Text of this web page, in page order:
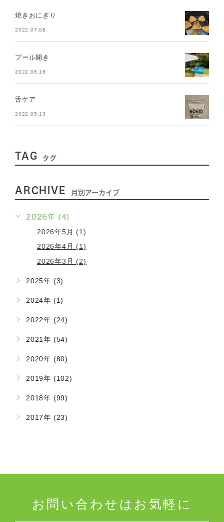
焼きおにぎり
2022.07.08
プール開き
2022.06.16
舌ケア
2022.05.13
TAG タグ
ARCHIVE 月別アーカイブ
2026年 (4)
2026年5月 (1)
2026年4月 (1)
2026年3月 (2)
2025年 (3)
2024年 (1)
2022年 (24)
2021年 (54)
2020年 (80)
2019年 (102)
2018年 (99)
2017年 (23)
お問い合わせはお気軽に